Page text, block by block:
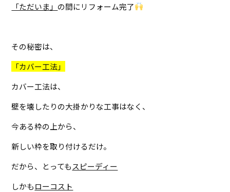
「ただいま」 の間にリフォーム完了
その秘密は、
「カバー工法」
カバー工法は、
壁を壊したりの大掛かりな工事はなく、
今ある枠の上から、
新しい枠を取り付けるだけ。
だから、とってもスピーディー
しかもローコスト